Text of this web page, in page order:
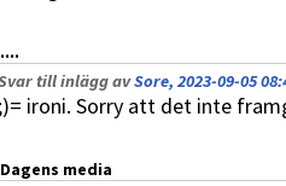
....
till inlägg avSore, 2023-09-05
;)= ironi. Sorry att det inte
Dagens media